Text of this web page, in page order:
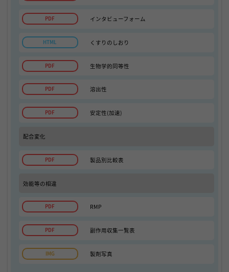
インタビューフォーム
くすりのしおり
生物学的同等性
溶出性
安定性(加速)
配合変化
製品別比較表
効能等の相違
RMP
副作用収集一覧表
製剤写真